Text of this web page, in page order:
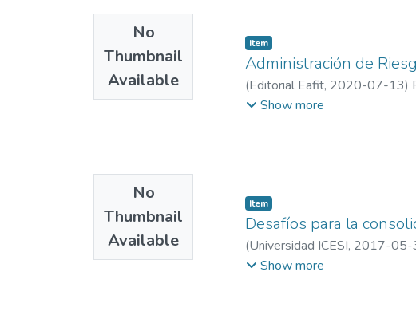
No
Thumbnail
Available
No
Thumbnail
Available
Item
Administración de
(Editorial Eafit, 2020-07-13)
Departamento de
Show more
Item
Desafíos para la
(Universidad ICESI, 2017-05-
Gestión
Show more